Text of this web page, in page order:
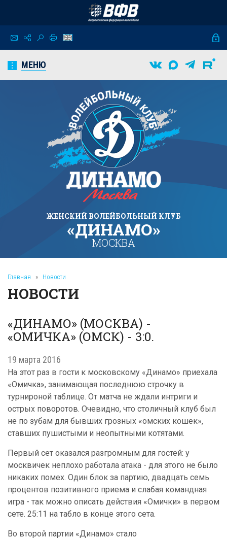
МЕНЮ
ЖЕНСКИЙ ВОЛЕЙБОЛЬНЫЙ КЛУБ
«ДИНАМО»
МОСКВА
Главная » Новости
НОВОСТИ
«ДИНАМО» (МОСКВА) -
«ОМИЧКА» (ОМСК) - 3:0.
19 марта 2016
На этот раз в гости к московскому «Динамо» приехала
«Омичка», занимающая последнюю строчку в
турнироной таблице. От матча не ждали интриги и
острых поворотов. Очевидно, что столичный клуб был
не по зубам для бывших грозных «омских кошек»,
ставших пушистыми и неопытными котятами.
Первый сет оказался разгромным для гостей: у
москвичек неплохо работала атака - для этого не было
никаких помех. Один блок за партию, двадцать семь
процентов позитивного приема и слабая командная
игра - так можно описать действия «Омички» в первом
сете. 25:11 на табло в конце этого сета.
Во второй партии «Динамо» стало